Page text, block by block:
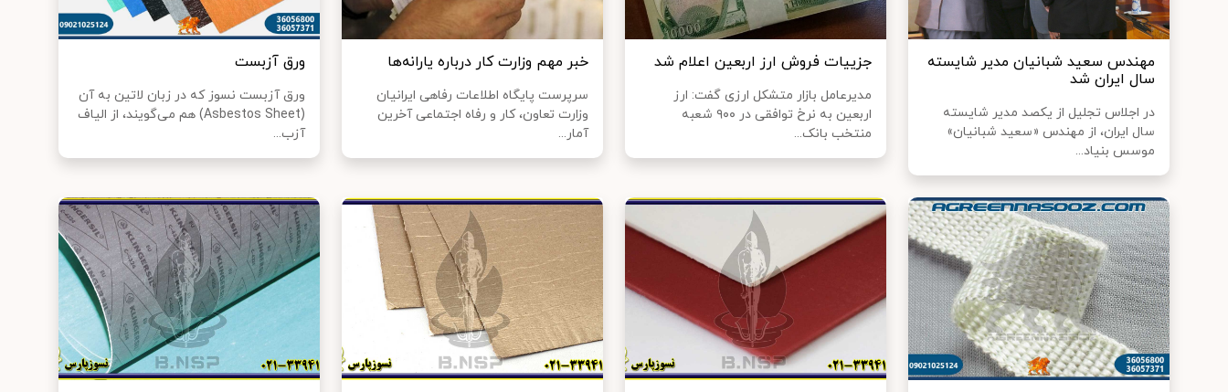
مهندس سعید شبانیان مدیر شایسته
سال ایران شد
در اجلاس تجلیل از یکصد مدیر شایسته
سال ایران، از مهندس «سعید شبانیان»
موسس بنیاد...
جزییات فروش ارز اربعین اعلام شد
مدیرعامل بازار متشکل ارزی گفت: ارز
اربعین به‌ نرخ توافقی در ۹۰۰ شعبه
منتخب بانک‌...
خبر مهم وزارت کار درباره یارانه‌ها
سرپرست پایگاه اطلاعات رفاهی ایرانیان
وزارت تعاون، کار و رفاه اجتماعی آخرین
آمار...
ورق آزبست
ورق آزبست نسوز که در زبان لاتین به آن
(Asbestos Sheet) هم می‌گویند، از الیاف
آزب...